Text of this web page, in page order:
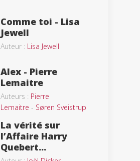
Comme toi - Lisa
Jewell
Auteur : Lisa Jewell
Alex - Pierre
Lemaitre
Auteurs : Pierre
Lemaitre - Søren Sveistrup
La vérité sur
l’Affaire Harry
Quebert...